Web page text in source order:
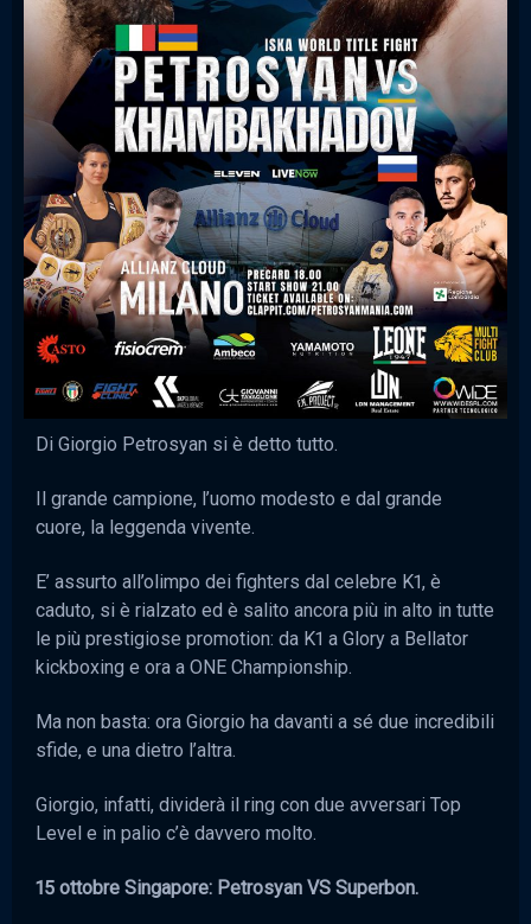
Di Giorgio Petrosyan si è detto tutto.
Il grande campione, l’uomo modesto e dal grande
cuore, la leggenda vivente.
E’ assurto all’olimpo dei fighters dal celebre K1, è
caduto, si è rialzato ed è salito ancora più in alto in tutte
le più prestigiose promotion: da K1 a Glory a Bellator
kickboxing e ora a ONE Championship.
Ma non basta: ora Giorgio ha davanti a sé due incredibili
sfide, e una dietro l’altra.
Giorgio, infatti, dividerà il ring con due avversari Top
Level e in palio c’è davvero molto.
15 ottobre Singapore: Petrosyan VS Superbon.